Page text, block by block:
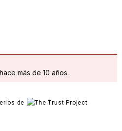
más de 10 años.
de